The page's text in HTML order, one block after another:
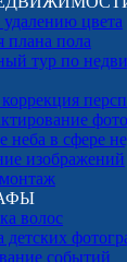
цвета
плана пола
тур по
неба в сфере
изображений
волос
детских
событий